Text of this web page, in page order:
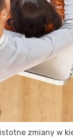
zmiany w